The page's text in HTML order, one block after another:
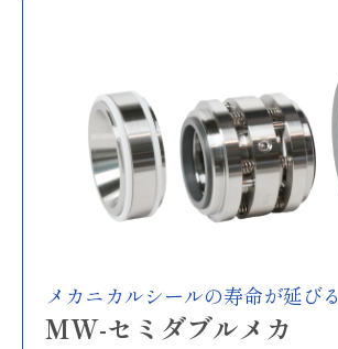
メカニカルシールの寿命が延びる
MW-セミダブルメカ